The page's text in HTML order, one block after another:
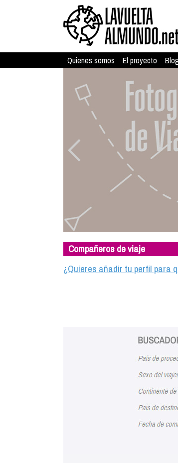
Quienes somos El proyecto
Compañeros de viaje
¿Quieres añadir tu perfil para